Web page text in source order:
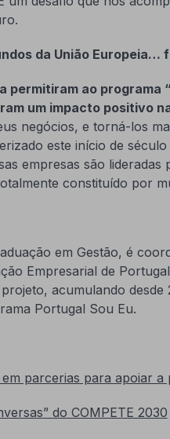
da União Europeia…
permitiram ao programa
um impacto positivo
negócios, e torná-los
este início de
empresas são
constituído por
em Gestão, é
Empresarial de
acumulando desde
Portugal Sou Eu.
parcerias para apoiar a
do COMPETE 2030